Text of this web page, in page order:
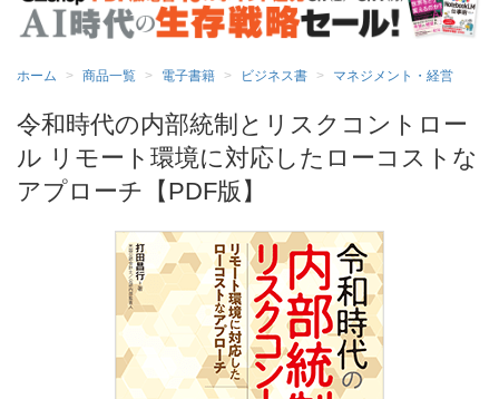
ホーム 商品一覧 電子書籍 ビジネス書 マネジメント・経営
令和時代の内部統制とリスクコントロー
ル リモート環境に対応したローコストな
アプローチ【PDF版】